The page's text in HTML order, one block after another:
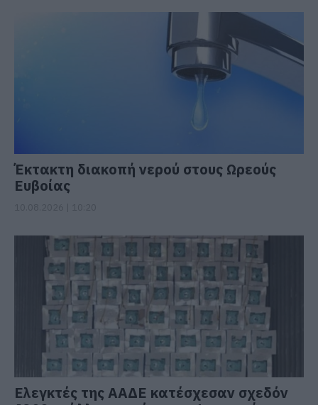
Έκτακτη διακοπή νερού στους Ωρεούς
Ευβοίας
Ελεγκτές της ΑΑΔΕ κατέσχεσαν σχεδόν